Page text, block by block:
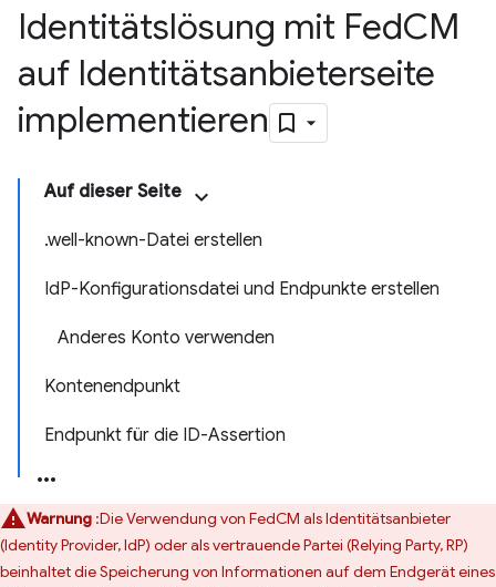
Identitätslösung mit FedCM
auf Identitätsanbieterseite
implementieren
Auf dieser Seite
.well-known-Datei erstellen
IdP-Konfigurationsdatei und Endpunkte erstellen
Anderes Konto verwenden
Kontenendpunkt
Endpunkt für die ID-Assertion
Warnung :Die Verwendung von FedCM als Identitätsanbieter
(Identity Provider, IdP) oder als vertrauende Partei (Relying Party, RP)
beinhaltet die Speicherung von Informationen auf dem Endgerät eines